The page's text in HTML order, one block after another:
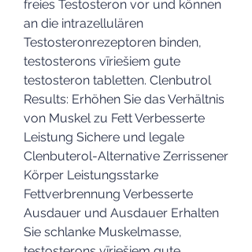
freies Testosteron vor und können
an die intrazellulären
Testosteronrezeptoren binden,
testosterons vīriešiem gute
testosteron tabletten. Clenbutrol
Results: Erhöhen Sie das Verhältnis
von Muskel zu Fett Verbesserte
Leistung Sichere und legale
Clenbuterol-Alternative Zerrissener
Körper Leistungsstarke
Fettverbrennung Verbesserte
Ausdauer und Ausdauer Erhalten
Sie schlanke Muskelmasse,